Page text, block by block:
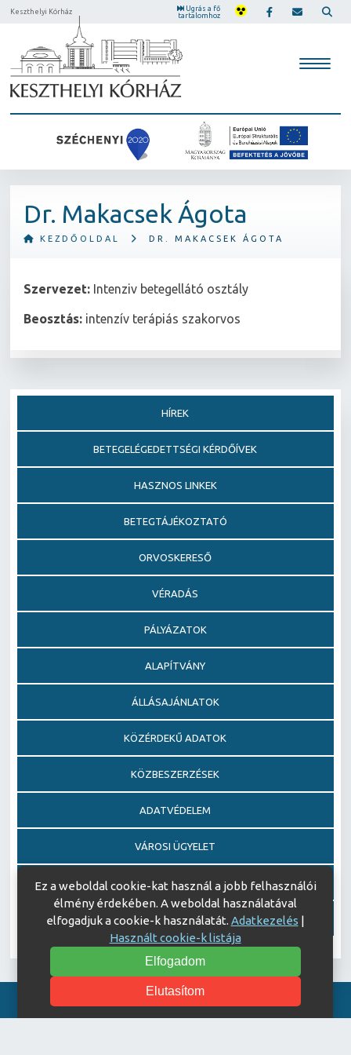
Keszthelyi Kórház
Ugrás a fő
tartalomhoz
Dr. Makacsek Ágota
KEZDŐOLDAL DR. MAKACSEK ÁGOTA
Szervezet: Intenziv betegellátó osztály
Beosztás: intenzív terápiás szakorvos
HÍREK
BETEGELÉGEDETTSÉGI KÉRDŐÍVEK
HASZNOS LINKEK
BETEGTÁJÉKOZTATÓ
ORVOSKERESŐ
VÉRADÁS
PÁLYÁZATOK
ALAPÍTVÁNY
ÁLLÁSAJÁNLATOK
KÖZÉRDEKŰ ADATOK
KÖZBESZERZÉSEK
ADATVÉDELEM
VÁROSI ÜGYELET
EGÉSZSÉGFEJLESZTŐ KÓRHÁZ DÍJ PÁLYÁZAT
AJÁNDÉKOZÁSI OKIRATOK
Ez a weboldal cookie-kat használ a jobb felhasználói
élmény érdekében. A weboldal használatával
elfogadjuk a cookie-k használatát. Adatkezelés |
Használt cookie-k listája
Elfogadom
Elutasítom